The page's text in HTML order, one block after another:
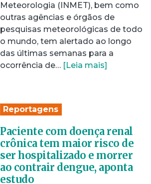
Meteorologia (INMET), bem como
outras agências e órgãos de
pesquisas meteorológicas de todo
o mundo, tem alertado ao longo
das últimas semanas para a
ocorrência de… [Leia mais]
Reportagens
Paciente com doença renal
crônica tem maior risco de
ser hospitalizado e morrer
ao contrair dengue, aponta
estudo